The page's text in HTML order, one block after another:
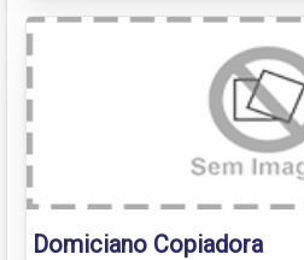
Domiciano Copiadora